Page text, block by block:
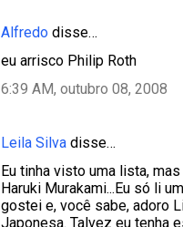
Alfredo disse…
eu arrisco Philip Roth
6:39 AM, outubro 08, 2008
Leila Silva disse…
Eu tinha visto uma lista,
Haruki Murakami...Eu só li
gostei e, você sabe, adoro
Japonesa. Talvez eu tenha